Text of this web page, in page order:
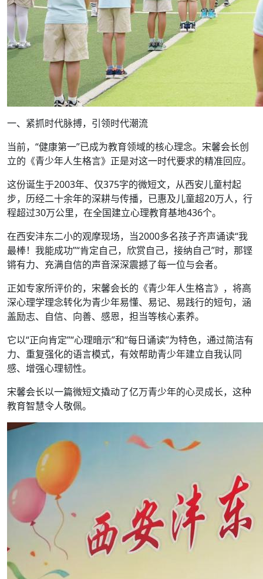
一、紧抓时代脉搏，引领时代潮流
当前，“健康第一”已成为教育领域的核心理念。宋馨会长创
立的《青少年人生格言》正是对这一时代要求的精准回应。
这份诞生于2003年、仅375字的微短文，从西安儿童村起
步，历经二十余年的深耕与传播，已惠及儿童超20万人，行
程超过30万公里，在全国建立心理教育基地436个。
在西安沣东二小的观摩现场，当2000多名孩子齐声诵读“我
最棒！我能成功”“肯定自己，欣赏自己，接纳自己”时，那铿
锵有力、充满自信的声音深深震撼了每一位与会者。
正如专家所评价的，宋馨会长的《青少年人生格言》，将高
深心理学理念转化为青少年易懂、易记、易践行的短句，涵
盖励志、自信、向善、感恩，担当等核心素养。
它以“正向肯定”“心理暗示”和“每日诵读”为特色，通过简洁有
力、重复强化的语言模式，有效帮助青少年建立自我认同
感、增强心理韧性。
宋馨会长以一篇微短文撬动了亿万青少年的心灵成长，这种
教育智慧令人敬佩。